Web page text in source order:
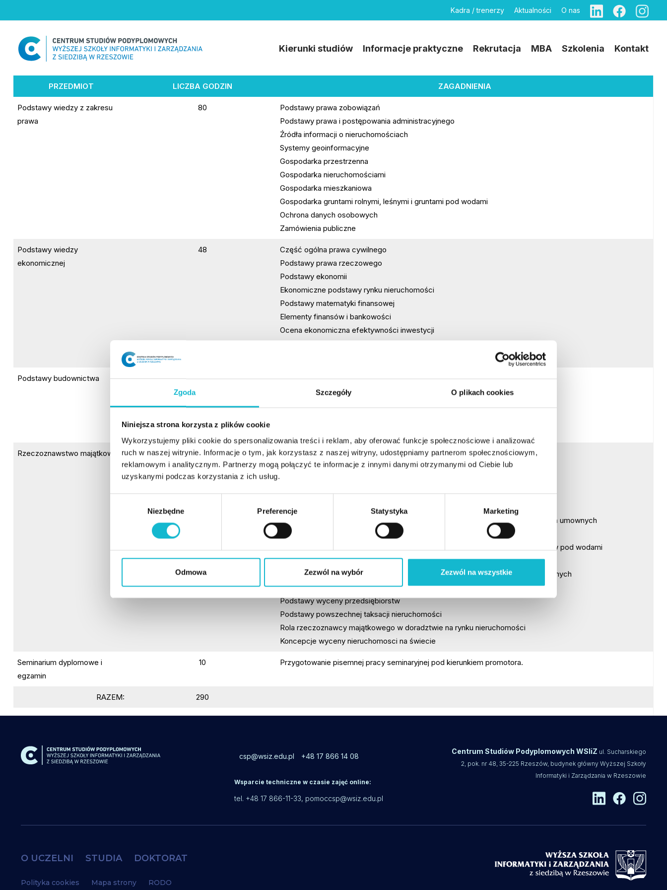
Zgoda Szczegóły O plikach cookies
Niniejsza strona korzysta z plików cookie
Wykorzystujemy pliki cookie do spersonalizowania treści i reklam, aby oferować funkcje społecznościowe i analizować
ruch w naszej witrynie. Informacje o tym, jak korzystasz z naszej witryny, udostępniamy partnerom społecznościowym,
reklamowym i analitycznym. Partnerzy mogą połączyć te informacje z innymi danymi otrzymanymi od Ciebie lub
uzyskanymi podczas korzystania z ich usług.
d
Niezbędne Preferencje Statystyka Marketing
Odmowa Zezwól na wybór Zezwól na wszystkie
Kadra / trenerzy Aktualności O nas
Kierunki studiów Informacje praktyczne Rekrutacja MBA Szkolenia Kontakt
PRZEDMIOT LICZBA GODZIN ZAGADNIENIA
Podstawy wiedzy z zakresu
prawa
80
Podstawy prawa zobowiązań
Podstawy prawa i postępowania administracyjnego
Źródła informacji o nieruchomościach
Systemy geoinformacyjne
Gospodarka przestrzenna
Gospodarka nieruchomościami
Gospodarka mieszkaniowa
Gospodarka gruntami rolnymi, leśnymi i gruntami pod wodami
Ochrona danych osobowych
Zamówienia publiczne
Podstawy wiedzy
ekonomicznej
48
Część ogólna prawa cywilnego
Podstawy prawa rzeczowego
Podstawy ekonomii
Ekonomiczne podstawy rynku nieruchomości
Podstawy matematyki finansowej
Elementy finansów i bankowości
Ocena ekonomiczna efektywności inwestycji
Podstawy statystyki i ekonometrii
Podstawy budownictwa 30
Uwarunkowania prawne i techniczne funkcjonowania obiektów budowlanych
Przegląd technologii w budownictwie
Proces inwestycyjny w budownictwie
Rzeczoznawstwo majątkowe 122
Status prawny rzeczoznawcy majątkowego
Zasady dobrej praktyki
Wartość nieruchomości jako podstawa wyceny
Podejścia, metody i techniki wyceny nieruchomości w Polsce
Wycena praw rzeczowych, w tym ograniczonych praw rzeczowych i zobowiązań umownych
Wycena nieruchomości zurbanizowanych
Wycena nieruchomości rolnych, upraw sadowniczych, roślin ozdobnych i gruntów pod wodami
Wycena nieruchomości leśnych oraz zadrzewionych i zakrzewionych
Wycena nieruchomości dla celów szczególnych i wycena nieruchomości specjalnych
Wycena maszyn i urządzeń trwale związanych z nieruchomością
Podstawy wyceny przedsiębiorstw
Podstawy powszechnej taksacji nieruchomości
Rola rzeczoznawcy majątkowego w doradztwie na rynku nieruchomości
Koncepcje wyceny nieruchomosci na świecie
Seminarium dyplomowe i
egzamin
10 Przygotowanie pisemnej pracy seminaryjnej pod kierunkiem promotora.
RAZEM: 290
csp@wsiz.edu.pl +48 17 866 14 08
Wsparcie techniczne w czasie zajęć online:
tel. +48 17 866-11-33, pomoccsp@wsiz.edu.pl
Centrum Studiów Podyplomowych WSIiZ ul. Sucharskiego
2, pok. nr 48, 35-225 Rzeszów, budynek główny Wyższej Szkoły
Informatyki i Zarządzania w Rzeszowie
O UCZELNI STUDIA DOKTORAT
Polityka cookies Mapa strony RODO